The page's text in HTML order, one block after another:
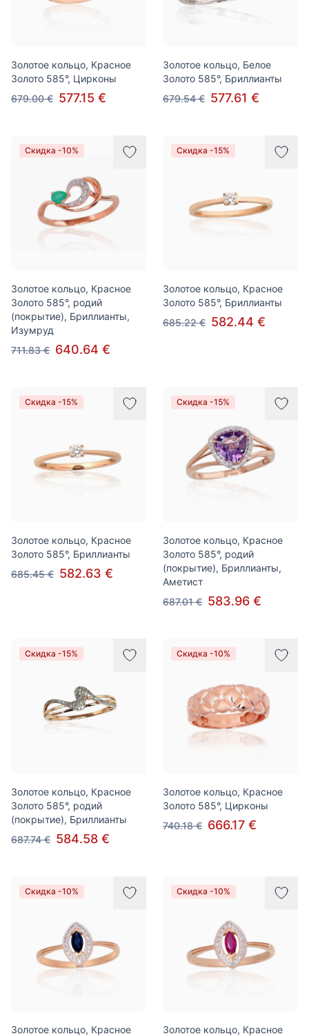
Золотое кольцо, Красное
Золото 585°, Цирконы
679.00 € 577.15 €
Золотое кольцо, Белое
Золото 585°, Бриллианты
679.54 € 577.61 €
Скидка -10%
Золотое кольцо, Красное
Золото 585°, родий
(покрытие), Бриллианты,
Изумруд
711.83 € 640.64 €
Скидка -15%
Золотое кольцо, Красное
Золото 585°, Бриллианты
685.22 € 582.44 €
Скидка -15%
Золотое кольцо, Красное
Золото 585°, Бриллианты
685.45 € 582.63 €
Скидка -15%
Золотое кольцо, Красное
Золото 585°, родий
(покрытие), Бриллианты,
Аметист
687.01 € 583.96 €
Скидка -15%
Золотое кольцо, Красное
Золото 585°, родий
(покрытие), Бриллианты
687.74 € 584.58 €
Скидка -10%
Золотое кольцо, Красное
Золото 585°, Цирконы
740.18 € 666.17 €
Скидка -10%
Золотое кольцо, Красное
Скидка -10%
Золотое кольцо, Красное